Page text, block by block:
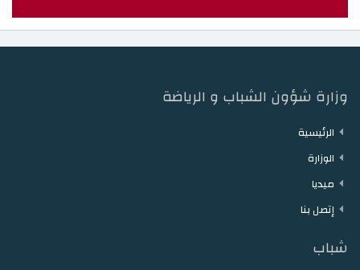
وزارة شؤون الشباب و الرياضة
الرئيسية
الوزارة
ميديا
إتصل بنا
شباب